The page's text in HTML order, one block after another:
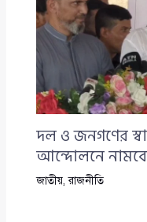
দল ও জনগণের
আন্দোলনে
জাতীয়,রাজনীতি